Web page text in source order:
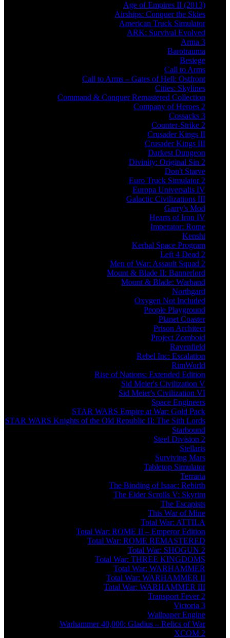
Age of Empires II (2013)
Airships: Conquer the Skies
American Truck Simulator
ARK: Survival Evolved
Arma 3
Barotrauma
Besiege
Call to Arms
Call to Arms – Gates of Hell: Ostfront
Cities: Skylines
Command & Conquer Remastered Collection
Company of Heroes 2
Cossacks 3
Counter-Strike 2
Crusader Kings II
Crusader Kings III
Darkest Dungeon
Divinity: Original Sin 2
Don't Starve
Euro Truck Simulator 2
Europa Universalis IV
Galactic Civilizations III
Garry's Mod
Hearts of Iron IV
Imperator: Rome
Kenshi
Kerbal Space Program
Left 4 Dead 2
Men of War: Assault Squad 2
Mount & Blade II: Bannerlord
Mount & Blade: Warband
Northgard
Oxygen Not Included
People Playground
Planet Coaster
Prison Architect
Project Zomboid
Ravenfield
Rebel Inc: Escalation
RimWorld
Rise of Nations: Extended Edition
Sid Meier's Civilization V
Sid Meier's Civilization VI
Space Engineers
STAR WARS Empire at War: Gold Pack
STAR WARS Knights of the Old Republic II: The Sith Lords
Starbound
Steel Division 2
Stellaris
Surviving Mars
Tabletop Simulator
Terraria
The Binding of Isaac: Rebirth
The Elder Scrolls V: Skyrim
The Escapists
This War of Mine
Total War: ATTILA
Total War: ROME II – Emperor Edition
Total War: ROME REMASTERED
Total War: SHOGUN 2
Total War: THREE KINGDOMS
Total War: WARHAMMER
Total War: WARHAMMER II
Total War: WARHAMMER III
Transport Fever 2
Victoria 3
Wallpaper Engine
Warhammer 40,000: Gladius – Relics of War
XCOM 2